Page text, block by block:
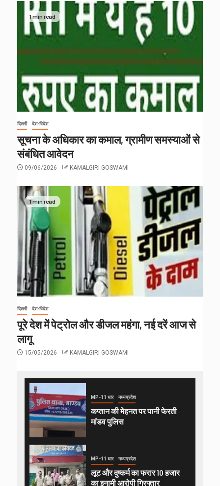
1 min read
दिल्ली देश-विदेश
सूचना के अधिकार का कमाल, ग्रामीण समस्याओं से
संबंधित आवेदन
09/06/2026 KAMALGIRI GOSWAMI
1 min read
दिल्ली देश-विदेश
पूरे देश में पेट्रोल और डीजल महंगा, नई दरें आज से
लागू
15/05/2026 KAMALGIRI GOSWAMI
MP-11 धार मध्यप्रदेश
कप्तान की मेहनत पर पानी फेरती
मांडव पुलिस
MP-11 धार मध्यप्रदेश
लूट और दुष्कर्म का फरार 10 हजार
का इनामी आरोपी गिरफ्तार